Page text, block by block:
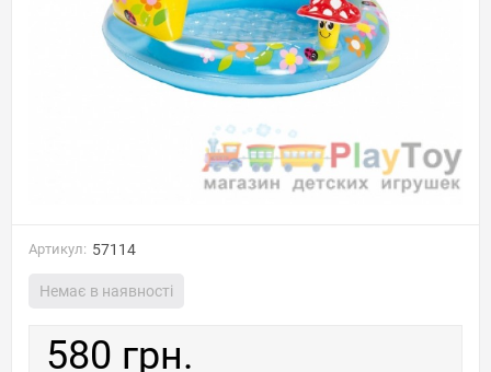
Артикул: 57114
Немає в наявності
580 грн.